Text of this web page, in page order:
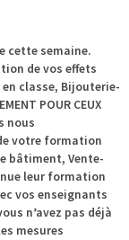
cette semaine.
de vos effets
classe, Bijouterie-
POUR CEUX
nous
votre formation
bâtiment, Vente-
leur formation
vos enseignants
n’avez pas déjà
mesures